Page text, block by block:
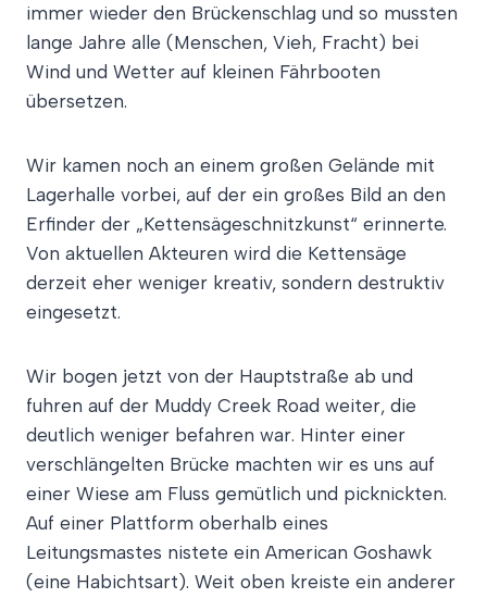
immer wieder den Brückenschlag und so mussten
lange Jahre alle (Menschen, Vieh, Fracht) bei
Wind und Wetter auf kleinen Fährbooten
übersetzen.
Wir kamen noch an einem großen Gelände mit
Lagerhalle vorbei, auf der ein großes Bild an den
Erfinder der „Kettensägeschnitzkunst“ erinnerte.
Von aktuellen Akteuren wird die Kettensäge
derzeit eher weniger kreativ, sondern destruktiv
eingesetzt.
Wir bogen jetzt von der Hauptstraße ab und
fuhren auf der Muddy Creek Road weiter, die
deutlich weniger befahren war. Hinter einer
verschlängelten Brücke machten wir es uns auf
einer Wiese am Fluss gemütlich und picknickten.
Auf einer Plattform oberhalb eines
Leitungsmastes nistete ein American Goshawk
(eine Habichtsart). Weit oben kreiste ein anderer